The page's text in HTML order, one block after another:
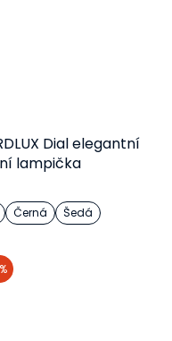
Dial elegantní
lampička
Černá Šedá